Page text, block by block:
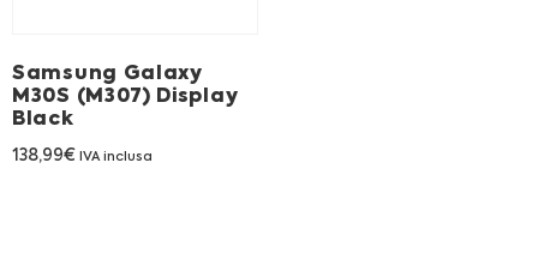
Contatti
Samsung Galaxy
M30S (M307) Display
Black
138,99€ IVA inclusa